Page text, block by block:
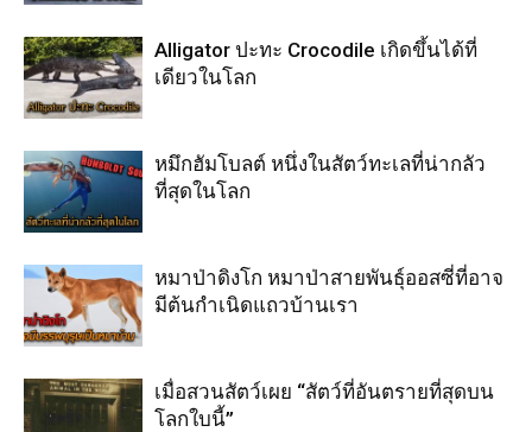
Alligator ปะทะ Crocodile เกิดขึ้นได้ที่
เดียวในโลก
หมึกฮัมโบลต์ หนึ่งในสัตว์ทะเลที่น่ากลัว
ที่สุดในโลก
หมาป่าดิงโก หมาป่าสายพันธุ์ออสซี่ที่อาจ
มีต้นกำเนิดแถวบ้านเรา
เมื่อสวนสัตว์เผย “สัตว์ที่อันตรายที่สุดบน
โลกใบนี้”